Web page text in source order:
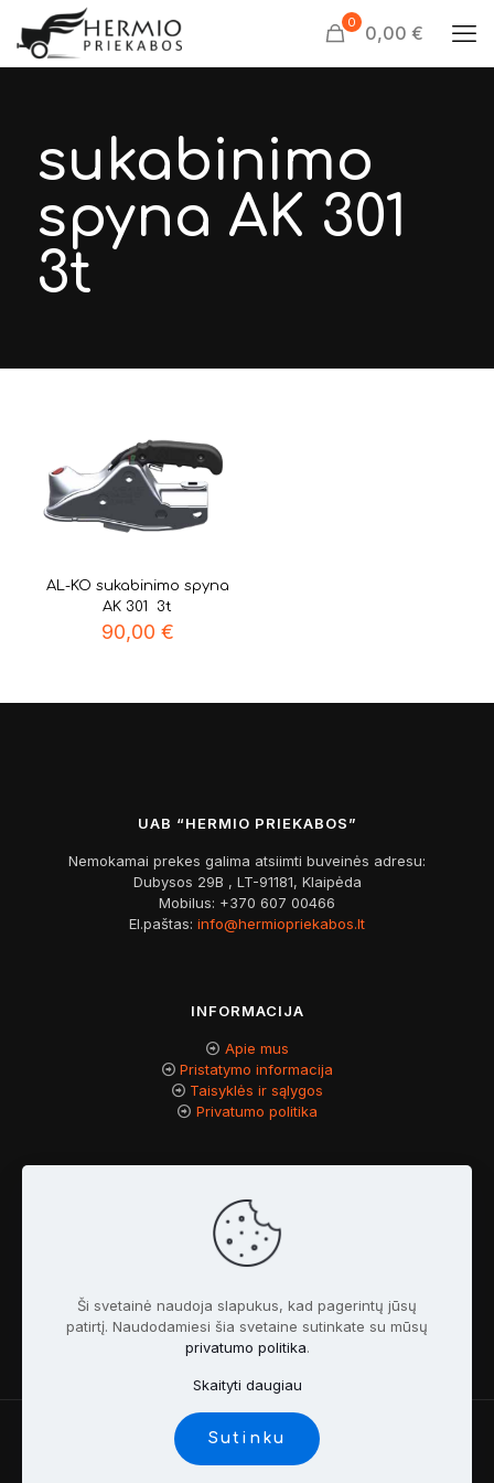
0 0,00 €
sukabinimo
spyna AK 301
3t
AL-KO sukabinimo spyna
AK 301 3t
90,00 €
UAB “HERMIO PRIEKABOS”
Nemokamai prekes galima atsiimti buveinės adresu:
Dubysos 29B , LT-91181, Klaipėda
Mobilus: +370 607 00466
El.paštas: info@hermiopriekabos.lt
INFORMACIJA
Apie mus
Pristatymo informacija
Taisyklės ir sąlygos
Privatumo politika
KLIENTAMS
Kontaktai
Mano paskyra
© Visos teisės saugomos. 2026 Hermio priekabos
Ši svetainė naudoja slapukus, kad pagerintų jūsų
patirtį. Naudodamiesi šia svetaine sutinkate su mūsų
privatumo politika.
Skaityti daugiau
Sutinku